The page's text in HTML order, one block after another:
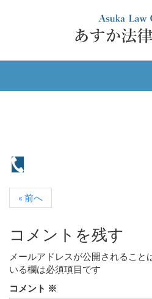
« 前へ
コメントを残す
メールアドレスが公開されること
いる欄は必須項目です
コメント ※